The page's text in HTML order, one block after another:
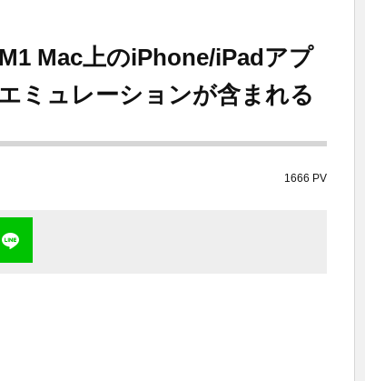
Mac上のiPhone/iPadアプ
ミュレーションが含まれる
1666 PV